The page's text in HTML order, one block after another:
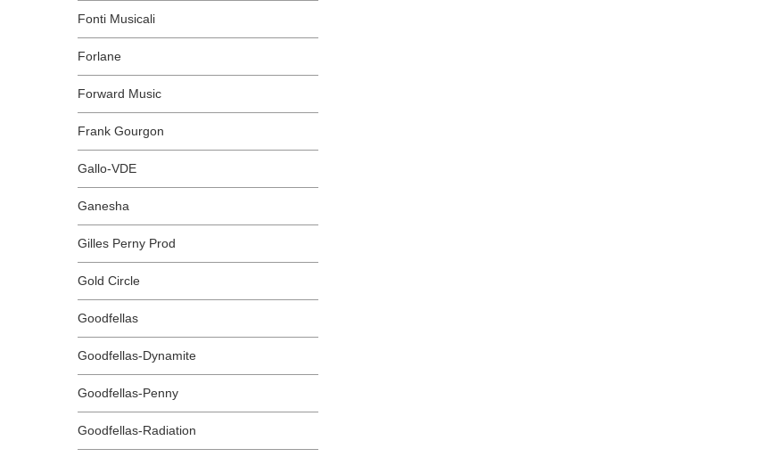
Fonti Musicali
Forlane
Forward Music
Frank Gourgon
Gallo-VDE
Ganesha
Gilles Perny Prod
Gold Circle
Goodfellas
Goodfellas-Dynamite
Goodfellas-Penny
Goodfellas-Radiation